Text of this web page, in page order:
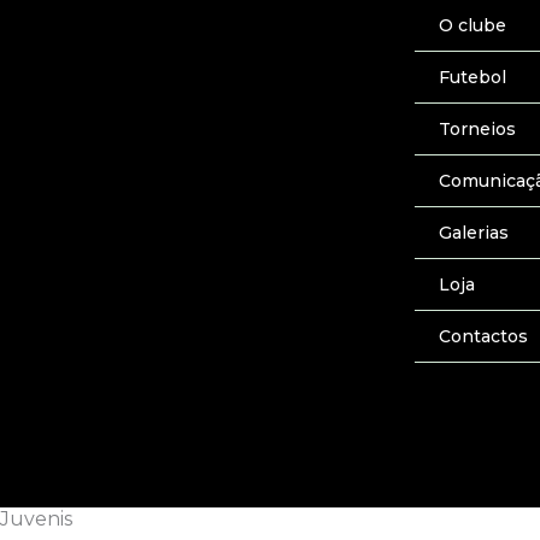
O clube
Futebol
Torneios
Galerias
Loja
Contactos
Juvenis